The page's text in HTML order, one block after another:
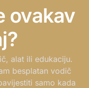
ovakav
alat ili edukaciju.
besplatan vodič
samo kada